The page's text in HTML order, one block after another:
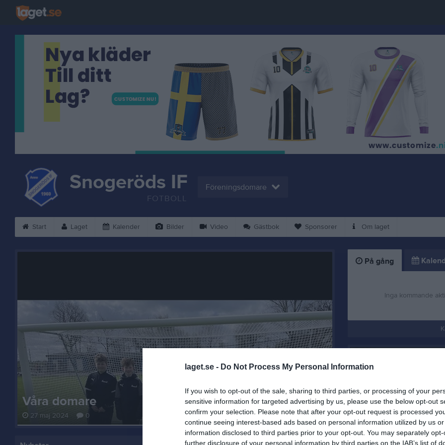
laget.se - Do Not Process My Personal Information
If you wish to opt-out of the sale, sharing to third parties, or processing of your
sensitive information for targeted advertising by us, please use the below opt-out
confirm your selection. Please note that after your opt-out request is processed
continue seeing interest-based ads based on personal information utilized by us
information disclosed to third parties prior to your opt-out. You may separately
further disclosure of your personal information by third parties on the IAB’s list of
Snogeröds IF
FOTBOLL
Föreningsdomare
Start Laget Kalender Bilder Video Gästbok Sponsorer Om laget
Våra domare
27 maj 2024 0
Välkomna till
10 nov 2023 0
På gång
Inga kommande